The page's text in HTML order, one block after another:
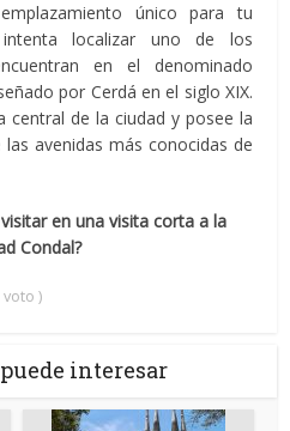
único para tu
localizar uno de los
en el denominado
por Cerdá en el siglo XIX.
central de la ciudad y posee la
avenidas más conocidas de
en una visita corta a la
Condal?
voto )
interesar